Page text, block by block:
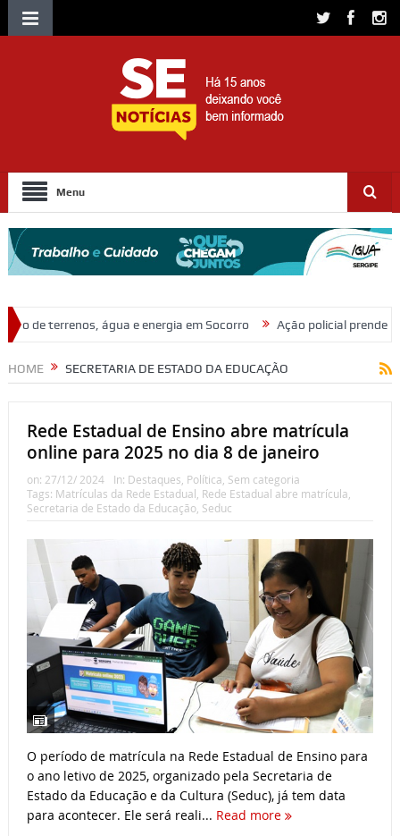
Menu
em Socorro Ação policial prende trio por furto de fios de
HOME SECRETARIA DE ESTADO DA EDUCAÇÃO
Rede Estadual de Ensino abre matrícula
online para 2025 no dia 8 de janeiro
on: 27/12/ 2024 In: Destaques, Política, Sem categoria
Tags: Matrículas da Rede Estadual, Rede Estadual abre matrícula,
Secretaria de Estado da Educação, Seduc
O período de matrícula na Rede Estadual de Ensino para
o ano letivo de 2025, organizado pela Secretaria de
Estado da Educação e da Cultura (Seduc), já tem data
para acontecer. Ele será reali... Read more